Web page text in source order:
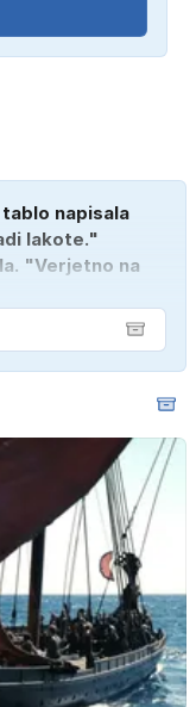
napisala
lakote."
"Verjetno na